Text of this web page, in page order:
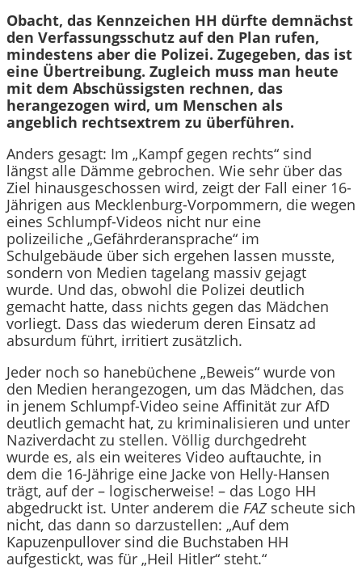
Obacht, das Kennzeichen HH dürfte demnächst
den Verfassungsschutz auf den Plan rufen,
mindestens aber die Polizei. Zugegeben, das ist
eine Übertreibung. Zugleich muss man heute
mit dem Abschüssigsten rechnen, das
herangezogen wird, um Menschen als
angeblich rechtsextrem zu überführen.
Anders gesagt: Im „Kampf gegen rechts“ sind
längst alle Dämme gebrochen. Wie sehr über das
Ziel hinausgeschossen wird, zeigt der Fall einer 16-
Jährigen aus Mecklenburg-Vorpommern, die wegen
eines Schlumpf-Videos nicht nur eine
polizeiliche „Gefährderansprache“ im
Schulgebäude über sich ergehen lassen musste,
sondern von Medien tagelang massiv gejagt
wurde. Und das, obwohl die Polizei deutlich
gemacht hatte, dass nichts gegen das Mädchen
vorliegt. Dass das wiederum deren Einsatz ad
absurdum führt, irritiert zusätzlich.
Jeder noch so hanebüchene „Beweis“ wurde von
den Medien herangezogen, um das Mädchen, das
in jenem Schlumpf-Video seine Affinität zur AfD
deutlich gemacht hat, zu kriminalisieren und unter
Naziverdacht zu stellen. Völlig durchgedreht
wurde es, als ein weiteres Video auftauchte, in
dem die 16-Jährige eine Jacke von Helly-Hansen
trägt, auf der – logischerweise! – das Logo HH
abgedruckt ist. Unter anderem die FAZscheute sich
nicht, das dann so darzustellen: „Auf dem
Kapuzenpullover sind die Buchstaben HH
aufgestickt, was für „Heil Hitler“ steht.“